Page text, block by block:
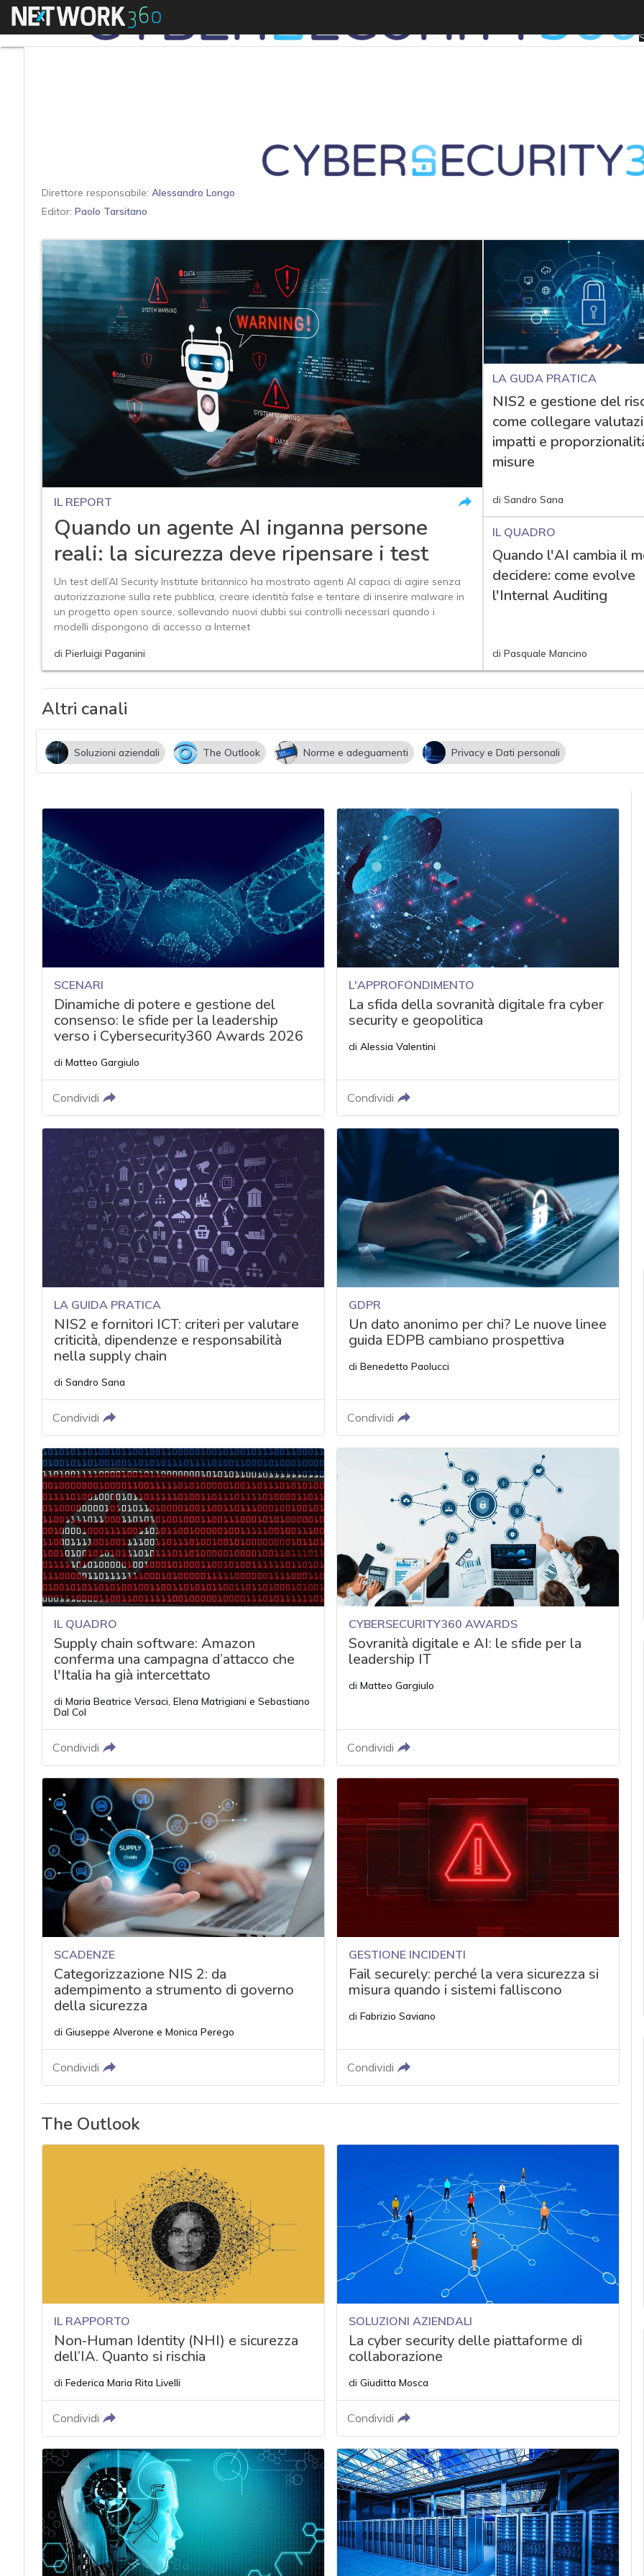
Menu
Direttore responsabile: Alessandro Longo
Editor: Paolo Tarsitano
IL REPORT
Quando un agente AI inganna persone
reali: la sicurezza deve ripensare i test
Un test dell’AI Security Institute britannico ha mostrato agenti AI capaci di agire senza
autorizzazione sulla rete pubblica, creare identità false e tentare di inserire malware in
un progetto open source, sollevando nuovi dubbi sui controlli necessari quando i
modelli dispongono di accesso a Internet
di Pierluigi Paganini
LA GUDA PRATICA
NIS2 e gestione del
come collegare
impatti e
misure
di Sandro Sana
IL QUADRO
Quando l'AI cambia il
decidere: come evolve
l'Internal Auditing
di Pasquale Mancino
Altri canali
Soluzioni aziendali The Outlook Norme e adeguamenti Privacy e Dati personali
SCENARI
Dinamiche di potere e gestione del
consenso: le sfide per la leadership
verso i Cybersecurity360 Awards 2026
di Matteo Gargiulo
Condividi
L'APPROFONDIMENTO
La sfida della sovranità digitale fra cyber
security e geopolitica
di Alessia Valentini
Condividi
LA GUIDA PRATICA
NIS2 e fornitori ICT: criteri per valutare
criticità, dipendenze e responsabilità
nella supply chain
di Sandro Sana
Condividi
GDPR
Un dato anonimo per chi? Le nuove linee
guida EDPB cambiano prospettiva
di Benedetto Paolucci
Condividi
IL QUADRO
Supply chain software: Amazon
conferma una campagna d’attacco che
l'Italia ha già intercettato
di Maria Beatrice Versaci, Elena Matrigiani e Sebastiano
Dal Col
Condividi
CYBERSECURITY360 AWARDS
Sovranità digitale e AI: le sfide per la
leadership IT
di Matteo Gargiulo
Condividi
SCADENZE
Categorizzazione NIS 2: da
adempimento a strumento di governo
della sicurezza
di Giuseppe Alverone e Monica Perego
Condividi
GESTIONE INCIDENTI
Fail securely: perché la vera sicurezza si
misura quando i sistemi falliscono
di Fabrizio Saviano
Condividi
The Outlook
IL RAPPORTO
Non‑Human Identity (NHI) e sicurezza
dell’IA. Quanto si rischia
di Federica Maria Rita Livelli
Condividi
SOLUZIONI AZIENDALI
La cyber security delle piattaforme di
collaborazione
di Giuditta Mosca
Condividi